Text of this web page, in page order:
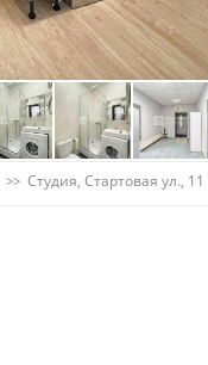
Студия, Стартовая ул., 11